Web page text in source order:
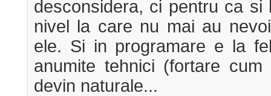
desconsidera, ci pentru ca si
nivel la care nu mai au
ele. Si in programare e la
anumite tehnici (fortare
devin naturale...